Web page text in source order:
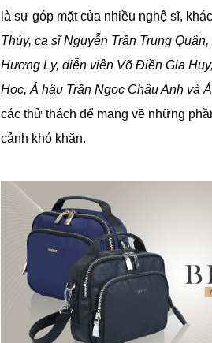
là sự góp mặt của nhiều nghệ sĩ,
Thúy, ca sĩ Nguyễn Trần Trung
Hương Ly, diễn viên Võ Điền Gia
Học, Á hậu Trần Ngọc Châu Anh và
các thử thách để mang về những
cảnh khó khăn.